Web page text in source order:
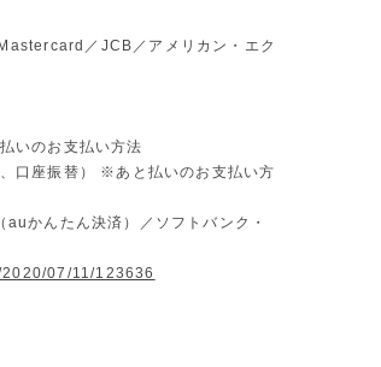
／JCB／アメリカン・エク
いのお支払い方法
口座振替） ※あと払いのお支払い方
かんたん決済）／ソフトバンク・
07/11/123636